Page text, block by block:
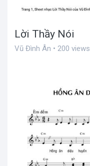
Lời Thầy Nói
Vũ Đình Ân • 200 views